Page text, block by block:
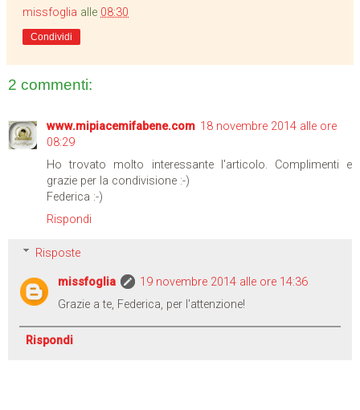
missfoglia alle 08:30
Condividi
2 commenti:
www.mipiacemifabene.com 18 novembre 2014 alle ore
08:29
Ho trovato molto interessante l'articolo. Complimenti e
grazie per la condivisione :-)
Federica :-)
Rispondi
Risposte
missfoglia
19 novembre 2014 alle ore 14:36
Grazie a te, Federica, per l'attenzione!
Rispondi